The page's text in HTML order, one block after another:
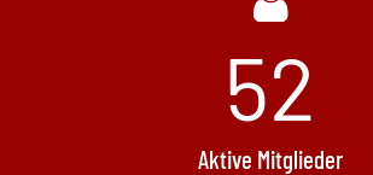
52
Aktive Mitglieder